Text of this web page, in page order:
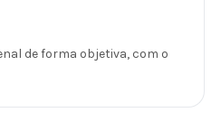
de forma objetiva, com o